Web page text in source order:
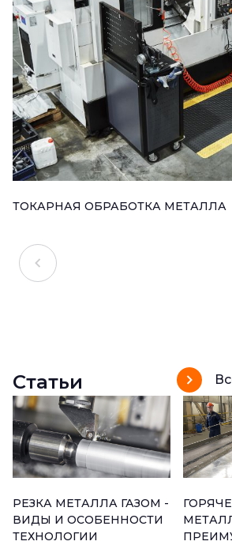
ТОКАРНАЯ ОБРАБОТКА МЕТАЛЛА
Статьи
РЕЗКА МЕТАЛЛА ГАЗОМ -
ВИДЫ И ОСОБЕННОСТИ
ТЕХНОЛОГИИ